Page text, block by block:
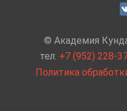
© Академия
тел: +7 (952) 228-
Политика